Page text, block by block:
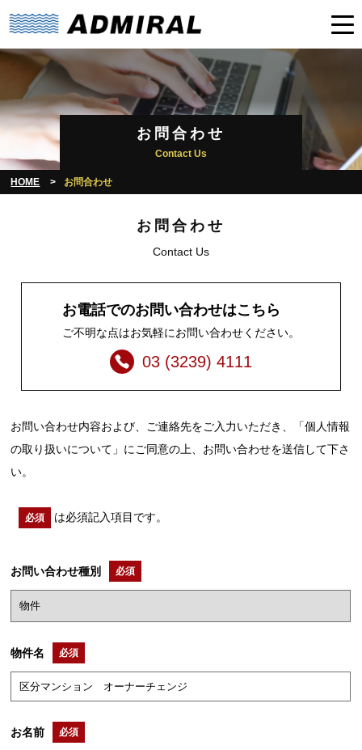
お問合わせ
Contact Us
HOME お問合わせ
お問合わせ
Contact Us
お電話でのお問い合わせはこちら
ご不明な点はお気軽にお問い合わせください。
03 (3239) 4111
お問い合わせ内容および、ご連絡先をご入力いただき、「個人情報
の取り扱いについて」にご同意の上、お問い合わせを送信して下さ
い。
必須 は必須記入項目です。
お問い合わせ種別 必須
物件名 必須
お名前 必須